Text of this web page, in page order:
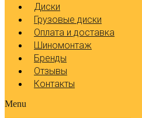
Диски
Грузовые диски
Оплата и доставка
Шиномонтаж
Бренды
Отзывы
Контакты
Menu